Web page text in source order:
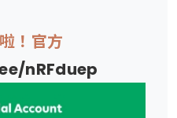
！官方
nRFduep